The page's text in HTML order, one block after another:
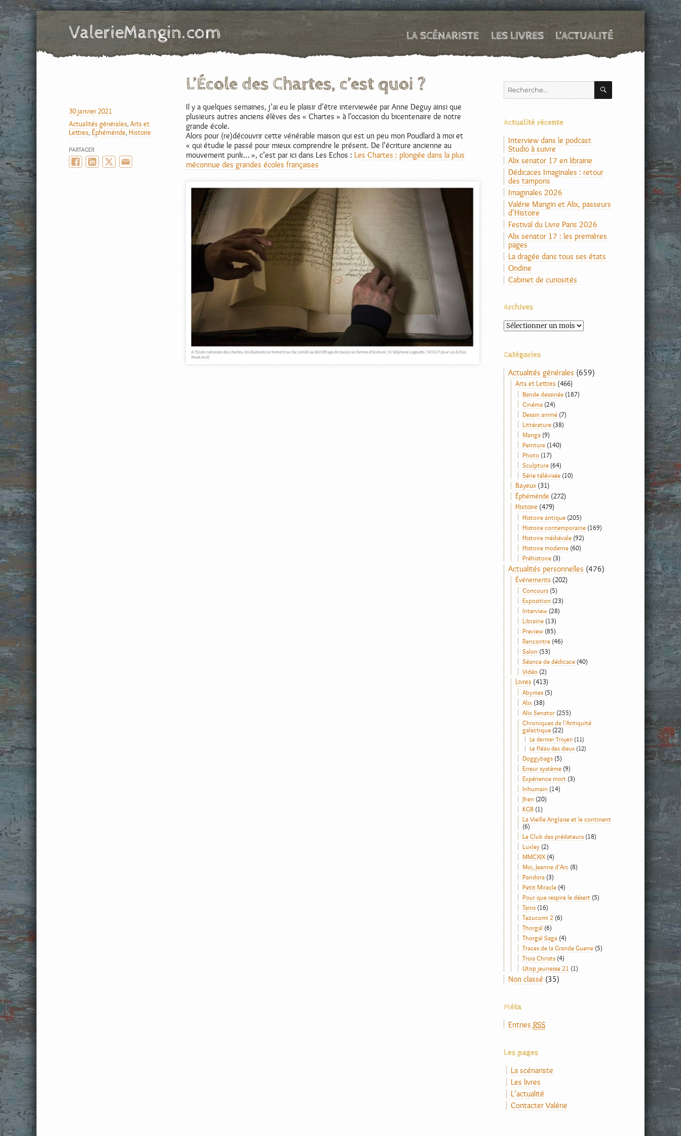
ValerieMangin.com LA SCÉNARISTE LES LIVRES L’ACTUALITÉ
L’École des Chartes, c’est quoi ?
Il y a quelques semaines, j’ai eu le plaisir d’être interviewée par Anne Deguy ainsi que
plusieurs autres anciens élèves des « Chartes » à l’occasion du bicentenaire de notre
grande école.
Alors pour (re)découvrir cette vénérable maison qui est un peu mon Poudlard à moi et
« qui étudie le passé pour mieux comprendre le présent. De l’écriture ancienne au
mouvement punk… », c’est par ici dans Les Echos : Les Chartes : plongée dans la plus
méconnue des grandes écoles françaises
AUTEUR
PUBLIÉ
LE
30 janvier 2021
CATÉGORIES
Actualités générales,Arts et
Lettres, Éphéméride, Histoire
PARTAGER
FacebookLinkedInTwitter/X
Recherche
pour :
RECHERCHE
Actualité récente
Interview dans le podcast
Studio à suivre
Alix senator 17 en librairie
Dédicaces Imaginales : retour
des tampons
Imaginales 2026
Valérie Mangin et Alix, passeurs
d’Histoire
Festival du Livre Paris 2026
Alix senator 17 : les premières
pages
La dragée dans tous ses états
Ondine
Cabinet de curiosités
Archives
Archives
Catégories
Actualités générales (659)
Arts et Lettres(466)
Bande dessinée(187)
Cinéma(24)
Dessin animé(7)
Littérature(38)
Manga(9)
Peinture(140)
Photo(17)
Sculpture(64)
Série télévisée(10)
Bayeux(31)
Éphéméride (272)
Histoire (479)
Histoire antique(205)
Histoire contemporaine(169)
Histoire médiévale(92)
Histoire moderne(60)
Préhistoire(3)
Actualités personnelles (476)
Événements (202)
Concours(5)
Exposition (23)
Interview(28)
Librairie(13)
Preview(85)
Rencontre(46)
Salon (53)
Séance de dédicace(40)
Vidéo(2)
Livres (413)
Abymes(5)
Alix (38)
Alix Senator(255)
Chroniques de l'Antiquité
galactique(22)
Le dernier Troyen(11)
Le Fléau des dieux(12)
Doggybags(5)
Erreur système(9)
Expérience mort(3)
Inhumain (14)
Jhen (20)
KGB(1)
La Vieille Anglaise et le continent
(6)
Le Club des prédateurs(18)
Luxley(2)
MMCXIX(4)
Moi, Jeanne d'Arc(8)
Pandora(3)
Petit Miracle(4)
Pour que respire le désert(5)
Tanis(16)
Tezucomi 2 (6)
Thorgal (6)
Thorgal Saga(4)
Traces de la Grande Guerre(5)
Trois Christs(4)
Utop jeunesse 21 (1)
Non classé (35)
Méta
Entries RSS
Les pages
La scénariste
Les livres
L’actualité
Contacter Valérie